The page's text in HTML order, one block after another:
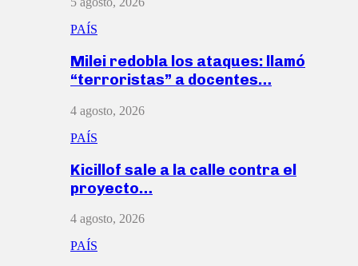
PAÍS
Milei redobla los ataques: llamó
“terroristas” a docentes…
4 agosto, 2026
PAÍS
Kicillof sale a la calle contra el
proyecto…
4 agosto, 2026
PAÍS